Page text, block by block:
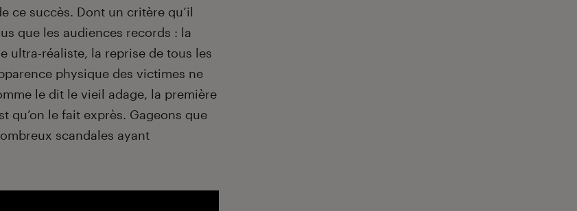
ce succès. Dont un critère qu’il
que les audiences records : la
ultra-réaliste, la reprise de tous les
physique des victimes ne
le dit le vieil adage, la première
qu’on le fait exprès. Gageons que
scandales ayant